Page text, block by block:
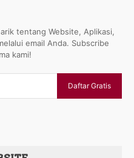
tentang Website, Aplikasi,
email Anda. Subscribe
kami!
Daftar Gratis